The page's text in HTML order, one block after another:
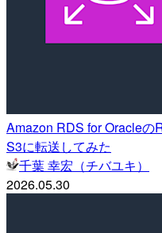
Amazon RDS for Oracleの
S3に転送してみた
千葉 幸宏（チバユキ）
2026.05.30